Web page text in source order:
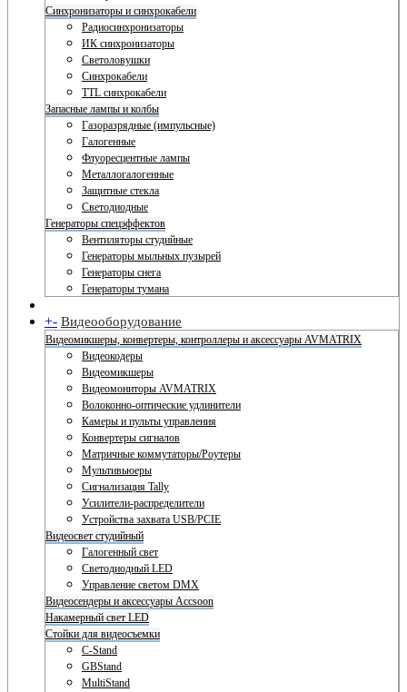
Синхронизаторы и синхрокабели
Радиосинхронизаторы
ИК синхронизаторы
Светоловушки
Синхрокабели
TTL синхрокабели
Запасные лампы и колбы
Газоразрядные (импульсные)
Галогенные
Флуоресцентные лампы
Металлогалогенные
Защитные стекла
Светодиодные
Генераторы спецэффектов
Вентиляторы студийные
Генераторы мыльных пузырей
Генераторы снега
Генераторы тумана
+- Видеооборудование
Видеомикшеры, конвертеры, контроллеры и аксессуары AVMATRIX
Видеокодеры
Видеомикшеры
Видеомониторы AVMATRIX
Волоконно-оптические удлинители
Камеры и пульты управления
Конвертеры сигналов
Матричные коммутаторы/Роутеры
Мультивьюеры
Сигнализация Tally
Усилители-распределители
Устройства захвата USB/PCIE
Видеосвет студийный
Галогенный свет
Светодиодный LED
Управление светом DMX
Видеосендеры и аксессуары Accsoon
Накамерный свет LED
Стойки для видеосъемки
C-Stand
GBStand
MultiStand